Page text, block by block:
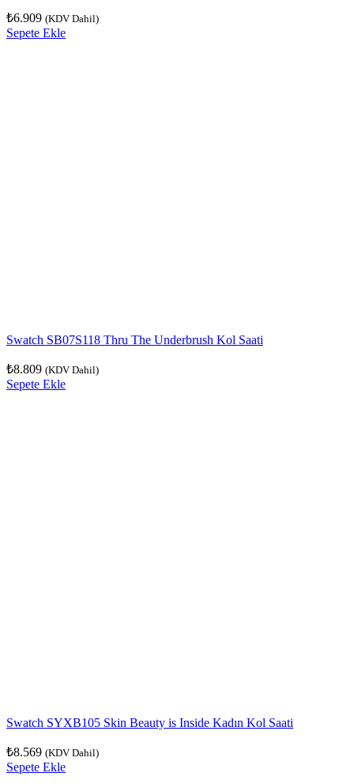
₺6.909 (KDV Dahil)
Sepete Ekle
Swatch SB07S118 Thru The Underbrush Kol Saati
₺8.809 (KDV Dahil)
Sepete Ekle
Swatch SYXB105 Skin Beauty is Inside Kadın Kol Saati
₺8.569 (KDV Dahil)
Sepete Ekle